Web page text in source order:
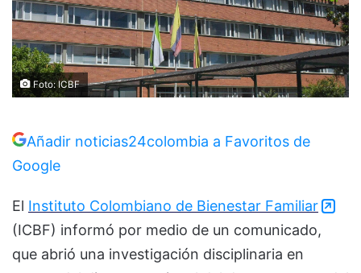
Foto: ICBF
Añadir noticias24colombia a Favoritos de
Google
El Instituto Colombiano de Bienestar Familiar
(ICBF) informó por medio de un comunicado,
que abrió una investigación disciplinaria en